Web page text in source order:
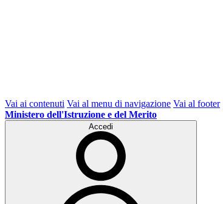
Vai ai contenuti Vai al menu di navigazione Vai al footer
Ministero dell'Istruzione e del Merito
Accedi